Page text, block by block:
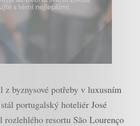
byznysové potřeby v luxusním
portugalský hoteliér José
resortu São Lourenço